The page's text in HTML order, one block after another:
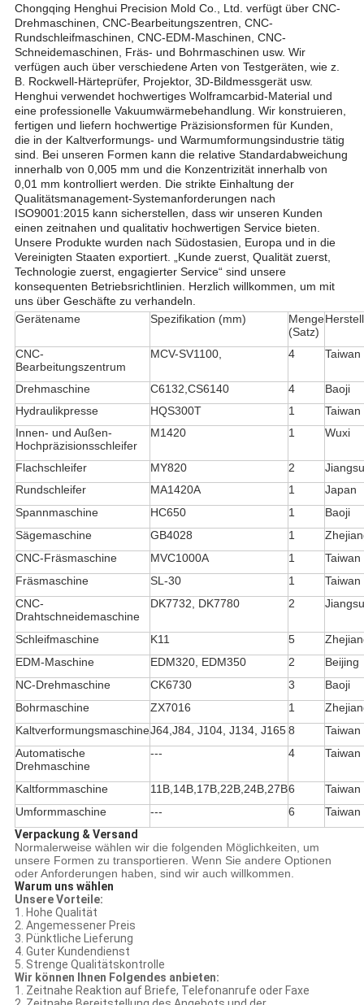
Chongqing Henghui Precision Mold Co., Ltd. verfügt über CNC-
Drehmaschinen, CNC-Bearbeitungszentren, CNC-
Rundschleifmaschinen, CNC-EDM-Maschinen, CNC-
Schneidemaschinen, Fräs- und Bohrmaschinen usw. Wir
verfügen auch über verschiedene Arten von Testgeräten, wie z.
B. Rockwell-Härteprüfer, Projektor, 3D-Bildmessgerät usw.
Henghui verwendet hochwertiges Wolframcarbid-Material und
eine professionelle Vakuumwärmebehandlung. Wir konstruieren,
fertigen und liefern hochwertige Präzisionsformen für Kunden,
die in der Kaltverformungs- und Warmumformungsindustrie tätig
sind. Bei unseren Formen kann die relative Standardabweichung
innerhalb von 0,005 mm und die Konzentrizität innerhalb von
0,01 mm kontrolliert werden. Die strikte Einhaltung der
Qualitätsmanagement-Systemanforderungen nach
ISO9001:2015 kann sicherstellen, dass wir unseren Kunden
einen zeitnahen und qualitativ hochwertigen Service bieten.
Unsere Produkte wurden nach Südostasien, Europa und in die
Vereinigten Staaten exportiert. „Kunde zuerst, Qualität zuerst,
Technologie zuerst, engagierter Service“ sind unsere
konsequenten Betriebsrichtlinien. Herzlich willkommen, um mit
uns über Geschäfte zu verhandeln.
Gerätename
Spezifikation (mm)
Menge
(Satz)
CNC-
Bearbeitungszentrum
MCV-SV1100, 4 Taiwan
Drehmaschine C6132,CS6140 4
Baoji
Hydraulikpresse
HQS300T 1
Taiwan
Innen- und Außen-
Hochpräzisionsschleifer
M1420 1 Wuxi
Flachschleifer MY820 2
Jiangsu
Rundschleifer
MA1420A 1
Japan
Spannmaschine
HC650 1
Baoji
Sägemaschine
GB4028 1
CNC-Fräsmaschine
MVC1000A 1
Taiwan
Fräsmaschine
SL-30 1
Taiwan
CNC-
Drahtschneidemaschine
DK7732, DK7780 2 Jiangsu
Schleifmaschine K11 5
EDM-Maschine
EDM320, EDM350 2
Beijing
NC-Drehmaschine
CK6730 3
Baoji
Bohrmaschine
ZX7016 1
KaltverformungsmaschineJ64,J84, J104, J134, J1658
Taiwan
Automatische
Drehmaschine
--- 4 Taiwan
Kaltformmaschine 11B,14B,17B,22B,24B,27B6
Taiwan
Umformmaschine
--- 6
Taiwan
Verpackung & Versand
Normalerweise wählen wir die folgenden Möglichkeiten, um
unsere Formen zu transportieren. Wenn Sie andere Optionen
oder Anforderungen haben, sind wir auch willkommen.
Warum uns wählen
Unsere Vorteile:
1. Hohe Qualität
2. Angemessener Preis
3. Pünktliche Lieferung
4. Guter Kundendienst
5. Strenge Qualitätskontrolle
Wir können Ihnen Folgendes anbieten:
1. Zeitnahe Reaktion auf Briefe, Telefonanrufe oder Faxe